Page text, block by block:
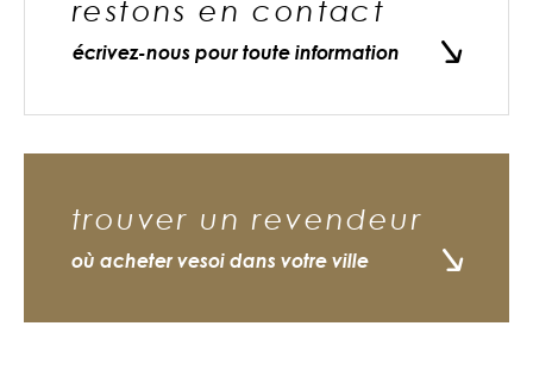
restons en contact
écrivez-nous pour toute information
trouver un revendeur
où acheter vesoi dans votre ville